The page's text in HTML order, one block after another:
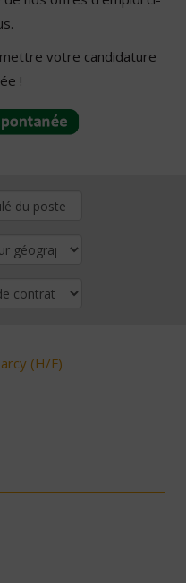
votre candidature
!
(H/F)